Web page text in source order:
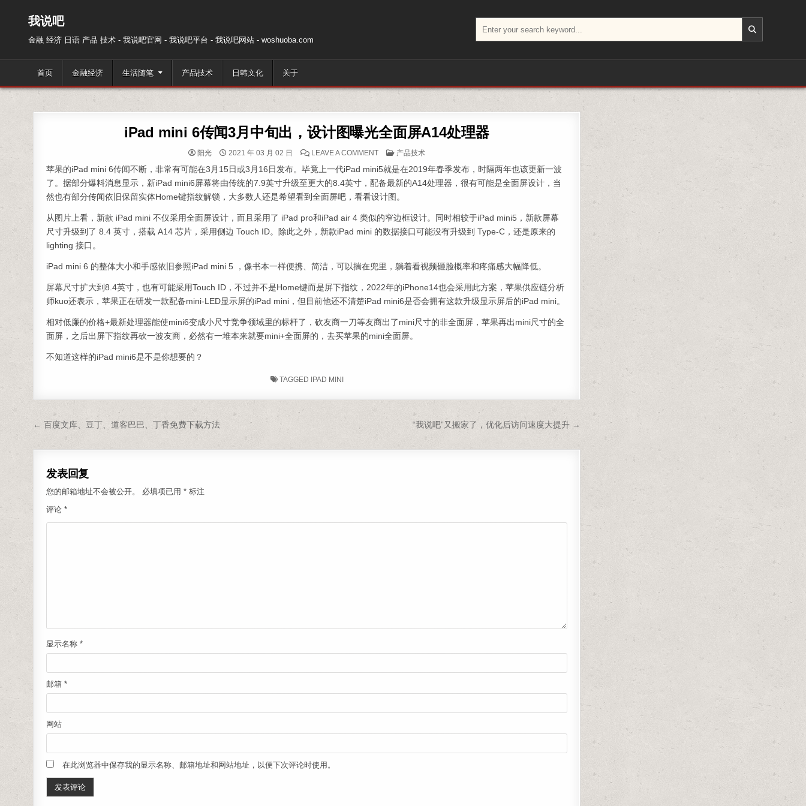
我说吧
金融 经济 日语 产品 技术 - 我说吧官网 - 我说吧平台 - 我说吧网站 - woshuoba.com
首页 金融经济 生活随笔 产品技术 日韩文化 关于
iPad mini 6传闻3月中旬出，设计图曝光全面屏A14处理器
阳光 2021 年 03 月 02 日 LEAVE A COMMENTON IPAD MINI 6传闻3月中旬出，设计图曝光全面屏A14处理器
POSTED IN
产品技术
苹果的iPad mini 6传闻不断，非常有可能在3月15日或3月16日发布。毕竟上一代iPad mini5就是在2019年春季发布，时隔两年也该更新一波
了。据部分爆料消息显示，新iPad mini6屏幕将由传统的7.9英寸升级至更大的8.4英寸，配备最新的A14处理器，很有可能是全面屏设计，当
然也有部分传闻依旧保留实体Home键指纹解锁，大多数人还是希望看到全面屏吧，看看设计图。
从图片上看，新款 iPad mini 不仅采用全面屏设计，而且采用了 iPad pro和iPad air 4 类似的窄边框设计。同时相较于iPad mini5，新款屏幕
尺寸升级到了 8.4 英寸，搭载 A14 芯片，采用侧边 Touch ID。除此之外，新款iPad mini 的数据接口可能没有升级到 Type-C，还是原来的
lighting 接口。
iPad mini 6 的整体大小和手感依旧参照iPad mini 5 ，像书本一样便携、简洁，可以揣在兜里，躺着看视频砸脸概率和疼痛感大幅降低。
屏幕尺寸扩大到8.4英寸，也有可能采用Touch ID，不过并不是Home键而是屏下指纹，2022年的iPhone14也会采用此方案，苹果供应链分析
师kuo还表示，苹果正在研发一款配备mini-LED显示屏的iPad mini，但目前他还不清楚iPad mini6是否会拥有这款升级显示屏后的iPad mini。
相对低廉的价格+最新处理器能使mini6变成小尺寸竞争领域里的标杆了，砍友商一刀等友商出了mini尺寸的非全面屏，苹果再出mini尺寸的全
面屏，之后出屏下指纹再砍一波友商，必然有一堆本来就要mini+全面屏的，去买苹果的mini全面屏。
不知道这样的iPad mini6是不是你想要的？
TAGGED IPAD MINI
文章导航 “我说吧”又搬家了，优化后访问速度大提升 →
← 百度文库、豆丁、道客巴巴、丁香免费下载方法
发表回复
您的邮箱地址不会被公开。 必填项已用* 标注
评论*
显示名称*
邮箱*
网站
在此浏览器中保存我的显示名称、邮箱地址和网站地址，以便下次评论时使用。